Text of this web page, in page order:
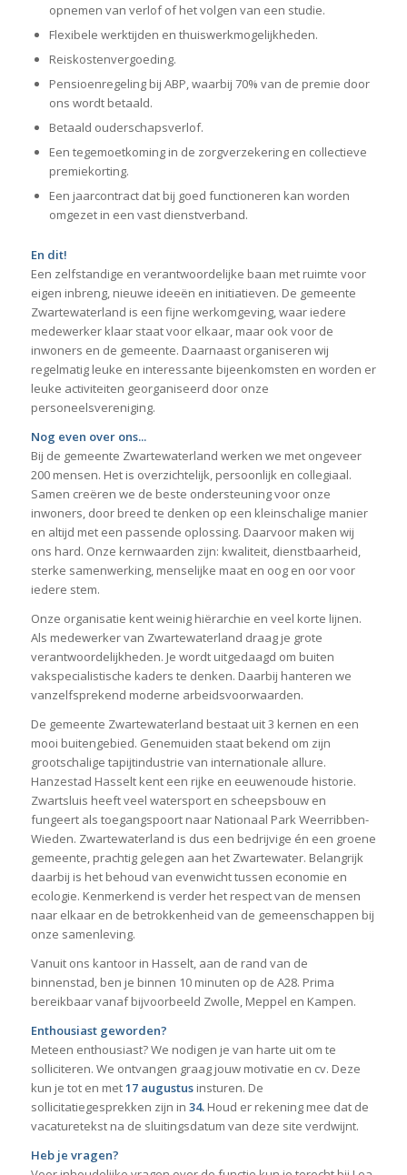
opnemen van verlof of het volgen van een studie.
Flexibele werktijden en thuiswerkmogelijkheden.
Reiskostenvergoeding.
Pensioenregeling bij ABP, waarbij 70% van de premie door
ons wordt betaald.
Betaald ouderschapsverlof.
Een tegemoetkoming in de zorgverzekering en collectieve
premiekorting.
Een jaarcontract dat bij goed functioneren kan worden
omgezet in een vast dienstverband.
En dit!
Een zelfstandige en verantwoordelijke baan met ruimte voor
eigen inbreng, nieuwe ideeën en initiatieven. De gemeente
Zwartewaterland is een fijne werkomgeving, waar iedere
medewerker klaar staat voor elkaar, maar ook voor de
inwoners en de gemeente. Daarnaast organiseren wij
regelmatig leuke en interessante bijeenkomsten en worden er
leuke activiteiten georganiseerd door onze
personeelsvereniging.
Nog even over ons...
Bij de gemeente Zwartewaterland werken we met ongeveer
200 mensen. Het is overzichtelijk, persoonlijk en collegiaal.
Samen creëren we de beste ondersteuning voor onze
inwoners, door breed te denken op een kleinschalige manier
en altijd met een passende oplossing. Daarvoor maken wij
ons hard. Onze kernwaarden zijn: kwaliteit, dienstbaarheid,
sterke samenwerking, menselijke maat en oog en oor voor
iedere stem.
Onze organisatie kent weinig hiërarchie en veel korte lijnen.
Als medewerker van Zwartewaterland draag je grote
verantwoordelijkheden. Je wordt uitgedaagd om buiten
vakspecialistische kaders te denken. Daarbij hanteren we
vanzelfsprekend moderne arbeidsvoorwaarden.
De gemeente Zwartewaterland bestaat uit 3 kernen en een
mooi buitengebied. Genemuiden staat bekend om zijn
grootschalige tapijtindustrie van internationale allure.
Hanzestad Hasselt kent een rijke en eeuwenoude historie.
Zwartsluis heeft veel watersport en scheepsbouw en
fungeert als toegangspoort naar Nationaal Park Weerribben-
Wieden. Zwartewaterland is dus een bedrijvige én een groene
gemeente, prachtig gelegen aan het Zwartewater. Belangrijk
daarbij is het behoud van evenwicht tussen economie en
ecologie. Kenmerkend is verder het respect van de mensen
naar elkaar en de betrokkenheid van de gemeenschappen bij
onze samenleving.
Vanuit ons kantoor in Hasselt, aan de rand van de
binnenstad, ben je binnen 10 minuten op de A28. Prima
bereikbaar vanaf bijvoorbeeld Zwolle, Meppel en Kampen.
Enthousiast geworden?
Meteen enthousiast? We nodigen je van harte uit om te
solliciteren. We ontvangen graag jouw motivatie en cv. Deze
kun je tot en met17 augustus insturen. De
sollicitatiegesprekken zijn in 34. Houd er rekening mee dat de
vacaturetekst na de sluitingsdatum van deze site verdwijnt.
Heb je vragen?